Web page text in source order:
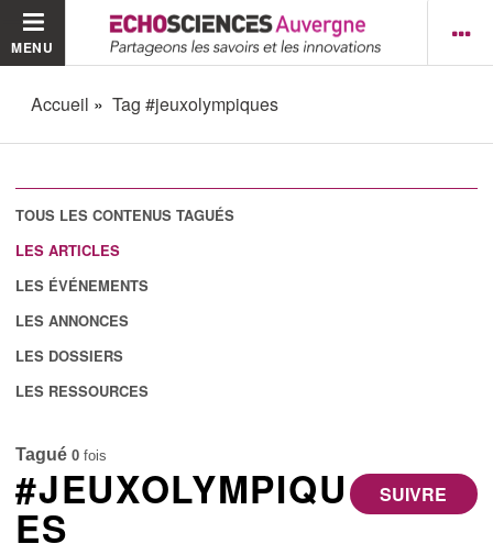
MENU
Accueil Tag #jeuxolympiques
TOUS LES CONTENUS TAGUÉS
LES ARTICLES
LES ÉVÉNEMENTS
LES ANNONCES
LES DOSSIERS
LES RESSOURCES
Tagué 0 fois
SUIVRE
#JEUXOLYMPIQU
ES